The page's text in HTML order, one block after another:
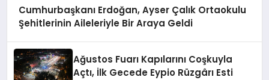
Cumhurbaşkanı Erdoğan, Ayser Çalık Ortaokulu
Şehitlerinin Aileleriyle Bir Araya Geldi
Ağustos Fuarı Kapılarını Coşkuyla
Açtı, İlk Gecede Eypio Rüzgârı Esti